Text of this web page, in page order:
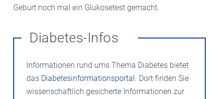
Geburt noch mal ein Glukosetest gemacht.
Diabetes-Infos
Informationen rund ums Thema Diabetes bietet
das Diabetesinformationsportal. Dort finden Sie
wissenschaftlich gesicherte Informationen zur